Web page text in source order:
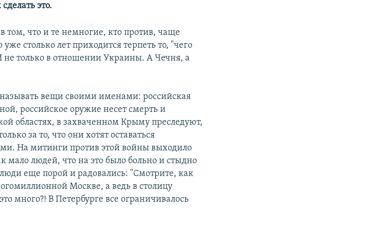
это.
том, что и те немногие, кто против, чаще
столько лет приходится терпеть то, "чего
не только в отношении Украины. А Чечня, а
называть вещи своими именами: российская
российское оружие несет смерть и
областях, в захваченном Крыму преследуют,
за то, что они хотят оставаться
На митинги против этой войны выходило
мало людей, что на это было больно и стыдно
еще порой и радовались: "Смотрите, как
Москве, а ведь в столицу
много?! В Петербурге все ограничивалось